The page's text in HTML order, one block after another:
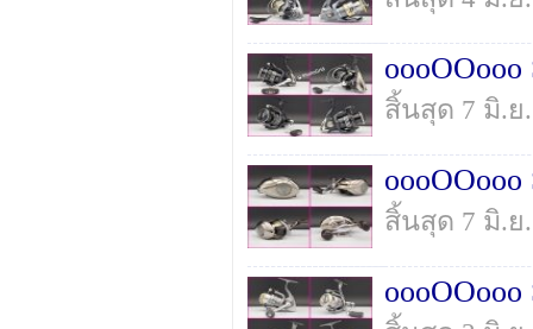
oooOOooo
สิ้นสุด 7 มิ.ย
oooOOooo
สิ้นสุด 7 มิ.ย
oooOOooo